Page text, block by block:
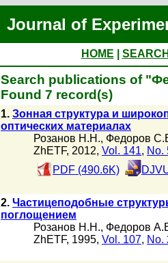
Journal of
HOME
Search publications of
Found 7 record(s)
1. Зонная структура и
оптических материалах
Розанов Н.Н., Федоров
ZhETF, 2012, Vol. 141, No.
PDF (490.6K)
2. Частицеподобные
поглощением
Розанов Н.Н., Федоров
ZhETF, 1995, Vol. 107, No.